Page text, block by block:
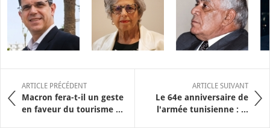
ARTICLE PRÉCÉDENT
Macron fera-t-il un geste
en faveur du tourisme ...
ARTICLE SUIVANT
Le 64e anniversaire de
l'armée tunisienne : ...